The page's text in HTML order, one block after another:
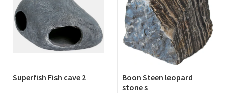
Superfish Fish cave 2
Boon Steen leopard
stone s